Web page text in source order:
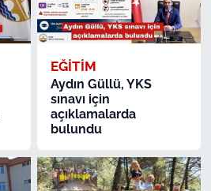
EĞİTİM
Aydın Güllü, YKS
sınavı için
açıklamalarda
bulundu